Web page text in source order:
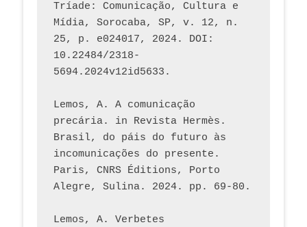
Tríade: Comunicação, Cultura e
Mídia, Sorocaba, SP, v. 12, n.
25, p. e024017, 2024. DOI:
10.22484/2318-
5694.2024v12id5633.
Lemos, A. A comunicação
precária. in Revista Hermès.
Brasil, do páis do futuro às
incomunicações do presente.
Paris, CNRS Éditions, Porto
Lemos, A. Verbetes